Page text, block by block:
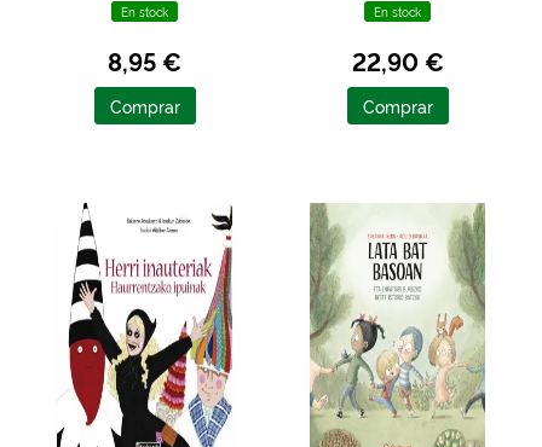
En stock
8,95 €
Comprar
En stock
22,90 €
Comprar